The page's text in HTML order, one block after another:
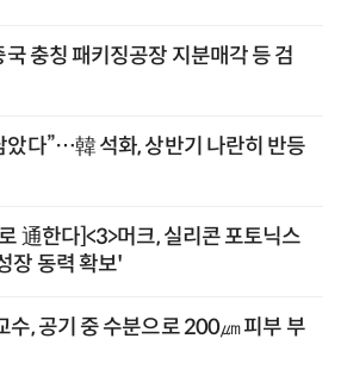
국 충칭 패키징공장 지분매각 등 검
았다”…韓 석화, 상반기 나란히 반등
通한다]<3>머크, 실리콘 포토닉스
장 동력 확보'
수, 공기 중 수분으로 200㎛ 피부 부